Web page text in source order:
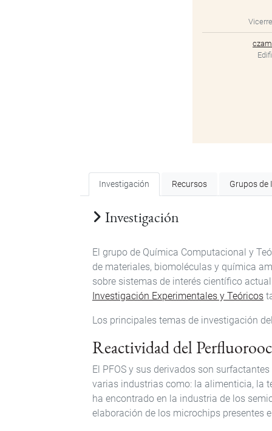
Investigación Recursos Grupos de
Investigación
El grupo de Química Computacional y
de materiales, biomoléculas y química
sobre sistemas de interés científico
Investigación Experimentales y Teóricos
Los principales temas de investigación
Reactividad del
El PFOS y sus derivados son
varias industrias como: la alimenticia, la
ha encontrado en la industria de los
elaboración de los microchips presentes